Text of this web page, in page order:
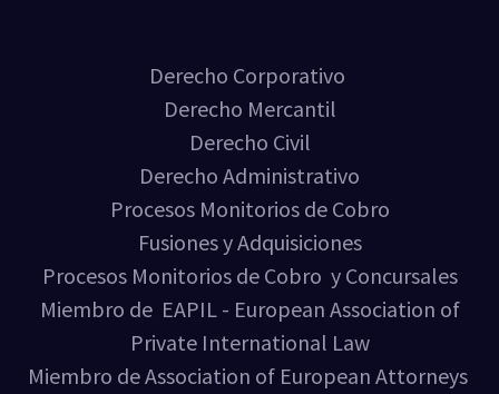
Derecho Corporativo
Derecho Mercantil
Derecho Civil
Derecho Administrativo
Procesos Monitorios de Cobro
Fusiones y Adquisiciones
Procesos Monitorios de Cobro y Concursales
Miembro de EAPIL - European Association of
Private International Law
Miembro de Association of European Attorneys